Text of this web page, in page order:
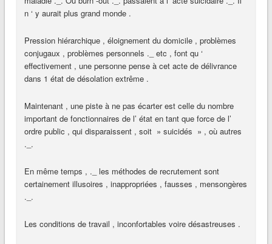
n ‘ y aurait plus grand monde .
Pression hiérarchique , éloignement du domicile , problèmes
conjugaux , problèmes personnels ._ etc , font qu ‘
effectivement , une personne pense à cet acte de délivrance
dans 1 état de désolation extrême .
Maintenant , une piste à ne pas écarter est celle du nombre
important de fonctionnaires de l’ état en tant que force de l’
ordre public , qui disparaissent , soit » suicidés » , où autres
._.
En même temps , ._ les méthodes de recrutement sont
certainement illusoires , inappropriées , fausses , mensongères
._.
Les conditions de travail , inconfortables voire désastreuses .